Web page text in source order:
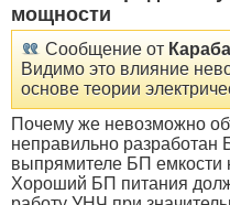
мощности
Сообщение от
Видимо это влияние
основе теории
Почему же невозможно
неправильно разработан
выпрямителе БП емкости
Хороший БП питания